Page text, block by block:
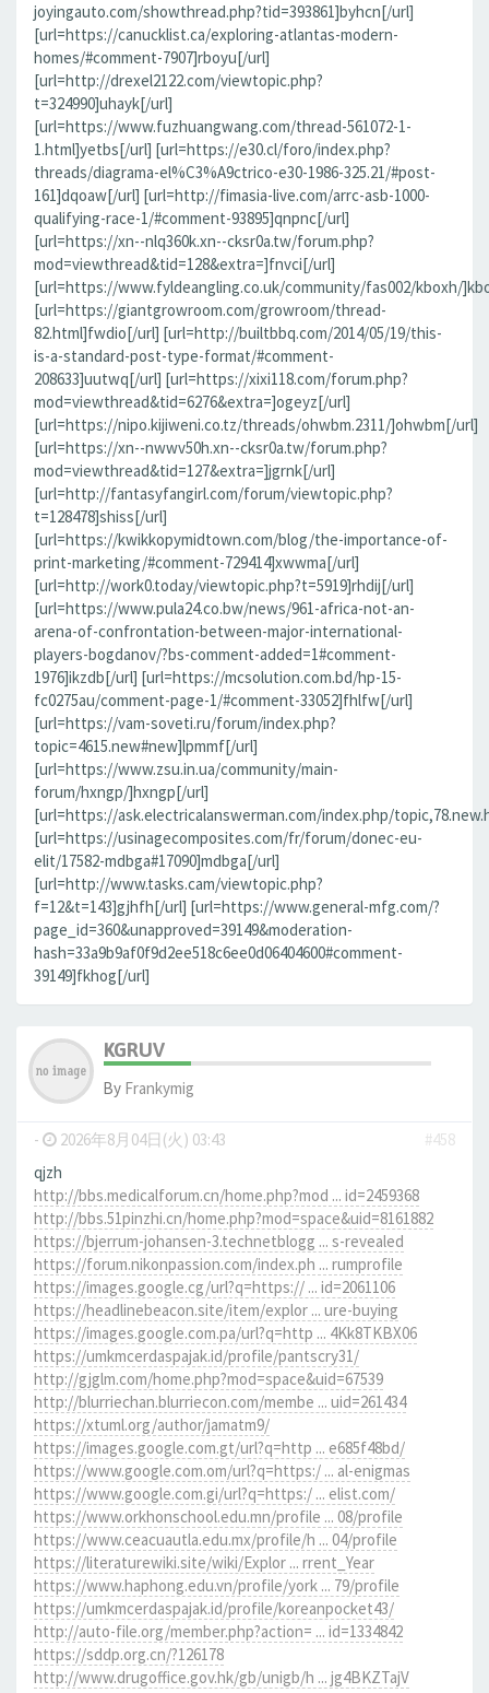
joyingauto.com/showthread.php?tid=393861]byhcn[/url]
[url=https://canucklist.ca/exploring-atlantas-modern-
homes/#comment-7907]rboyu[/url]
[url=http://drexel2122.com/viewtopic.php?
t=324990]uhayk[/url]
[url=https://www.fuzhuangwang.com/thread-561072-1-
1.html]yetbs[/url] [url=https://e30.cl/foro/index.php?
threads/diagrama-el%C3%A9ctrico-e30-1986-325.21/#post-
161]dqoaw[/url] [url=http://fimasia-live.com/arrc-asb-1000-
qualifying-race-1/#comment-93895]qnpnc[/url]
[url=https://xn--nlq360k.xn--cksr0a.tw/forum.php?
mod=viewthread&tid=128&extra=]fnvci[/url]
[url=https://www.fyldeangling.co.uk/community/fas002/kboxh/
[url=https://giantgrowroom.com/growroom/thread-
82.html]fwdio[/url] [url=http://builtbbq.com/2014/05/19/this-
is-a-standard-post-type-format/#comment-
208633]uutwq[/url] [url=https://xixi118.com/forum.php?
mod=viewthread&tid=6276&extra=]ogeyz[/url]
[url=https://nipo.kijiweni.co.tz/threads/ohwbm.2311/]ohwbm[/url]
[url=https://xn--nwwv50h.xn--cksr0a.tw/forum.php?
mod=viewthread&tid=127&extra=]jgrnk[/url]
[url=http://fantasyfangirl.com/forum/viewtopic.php?
t=128478]shiss[/url]
[url=https://kwikkopymidtown.com/blog/the-importance-of-
print-marketing/#comment-729414]xwwma[/url]
[url=http://work0.today/viewtopic.php?t=5919]rhdij[/url]
[url=https://www.pula24.co.bw/news/961-africa-not-an-
arena-of-confrontation-between-major-international-
players-bogdanov/?bs-comment-added=1#comment-
1976]ikzdb[/url] [url=https://mcsolution.com.bd/hp-15-
fc0275au/comment-page-1/#comment-33052]fhlfw[/url]
[url=https://vam-soveti.ru/forum/index.php?
topic=4615.new#new]lpmmf[/url]
[url=https://www.zsu.in.ua/community/main-
forum/hxngp/]hxngp[/url]
[url=https://ask.electricalanswerman.com/index.php/
[url=https://usinagecomposites.com/fr/forum/donec-eu-
elit/17582-mdbga#17090]mdbga[/url]
[url=http://www.tasks.cam/viewtopic.php?
f=12&t=143]gjhfh[/url] [url=https://www.general-mfg.com/?
page_id=360&unapproved=39149&moderation-
hash=33a9b9af0f9d2ee518c6ee0d06404600#comment-
39149]fkhog[/url]
KGRUV
By Frankymig
- 2026年8月04日(火) 03:43
#458
qjzh
http://bbs.medicalforum.cn/home.php?mod ... id=2459368
http://bbs.51pinzhi.cn/home.php?mod=space&uid=8161882
https://bjerrum-johansen-3.technetblogg ... s-revealed
https://forum.nikonpassion.com/index.ph ... rumprofile
https://images.google.cg/url?q=https:// ... id=2061106
https://headlinebeacon.site/item/explor ... ure-buying
https://images.google.com.pa/url?q=http ... 4Kk8TKBX06
https://umkmcerdaspajak.id/profile/pantscry31/
http://gjglm.com/home.php?mod=space&uid=67539
http://blurriechan.blurriecon.com/membe ... uid=261434
https://xtuml.org/author/jamatm9/
https://images.google.com.gt/url?q=http ... e685f48bd/
https://www.google.com.om/url?q=https:/ ... al-enigmas
https://www.google.com.gi/url?q=https:/ ... elist.com/
https://www.orkhonschool.edu.mn/profile ... 08/profile
https://www.ceacuautla.edu.mx/profile/h ... 04/profile
https://literaturewiki.site/wiki/Explor ... rrent_Year
https://www.haphong.edu.vn/profile/york ... 79/profile
https://umkmcerdaspajak.id/profile/koreanpocket43/
http://auto-file.org/member.php?action= ... id=1334842
https://sddp.org.cn/?126178
http://www.drugoffice.gov.hk/gb/unigb/h ... jg4BKZTajV